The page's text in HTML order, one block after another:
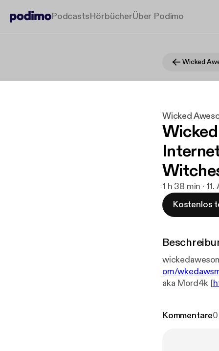
PodcastsHörbücherÜber Podimo
Wicked
Wicked
1 h 38 min ·
Kostenlos
om/
aka Mord4k [
Kommentare0